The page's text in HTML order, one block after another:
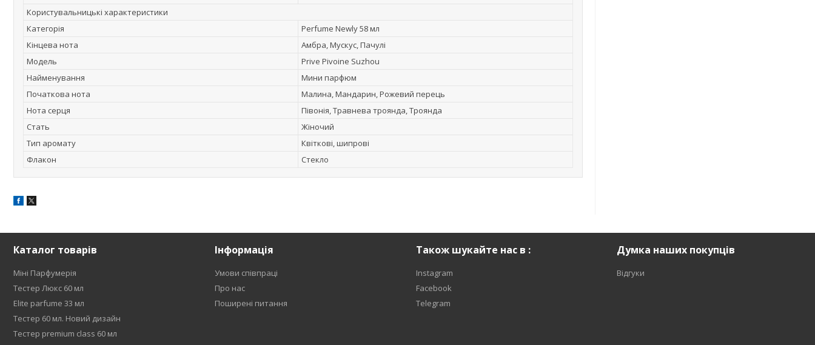
Користувальницькі характеристики
Категорія
Perfume Newly 58 мл
Кінцева нота
Амбра, Мускус, Пачулі
Мoдель
Prive Pivoine Suzhou
Найменування
Мини парфюм
Початкова нота
Малина, Мандарин, Рожевий перець
Нота серця
Півонія, Травнева троянда, Троянда
Стать
Жіночий
Тип аромату
Квіткові, шипрові
Флакон
Стекло
Каталог товарів
Міні Парфумерія
Тестер Люкс 60 мл
Elite parfume 33 мл
Тестер 60 мл. Новий дизайн
Тестер premium class 60 мл
Інформація
Умови співпраці
Про нас
Поширені питання
Також шукайте нас в :
Instagram
Facebook
Telegram
Думка наших покупців
Відгуки